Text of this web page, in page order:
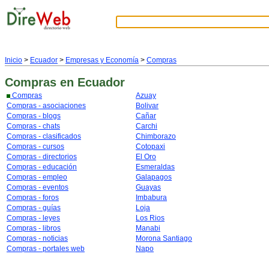
Inicio > Ecuador > Empresas y Economía > Compras
Compras en Ecuador
Compras
Compras - asociaciones
Compras - blogs
Compras - chats
Compras - clasificados
Compras - cursos
Compras - directorios
Compras - educación
Compras - empleo
Compras - eventos
Compras - foros
Compras - guías
Compras - leyes
Compras - libros
Compras - noticias
Compras - portales web
Azuay
Bolivar
Cañar
Carchi
Chimborazo
Cotopaxi
El Oro
Esmeraldas
Galapagos
Guayas
Imbabura
Loja
Los Rios
Manabi
Morona Santiago
Napo